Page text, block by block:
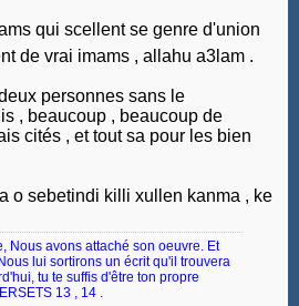
qui scellent se genre d'union
de vrai imams , allahu a3lam .
personnes sans le
, beaucoup , beaucoup de
cités , et tout sa pour les bien
o sebetindi killi xullen kanma , ke
Nous avons attaché son oeuvre. Et
lui sortirons un écrit qu'il trouvera
tu te suffis d'être ton propre
13 , 14 .